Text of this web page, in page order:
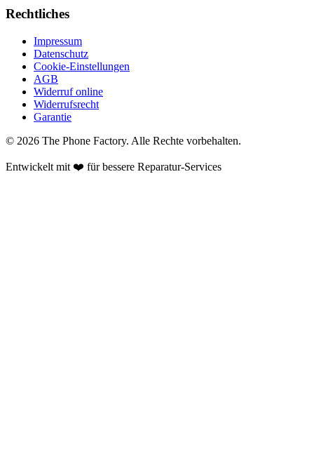
Rechtliches
Impressum
Datenschutz
Cookie-Einstellungen
AGB
Widerruf online
Widerrufsrecht
Garantie
© 2026 The Phone Factory. Alle Rechte vorbehalten.
Entwickelt mit ❤️ für bessere Reparatur-Services